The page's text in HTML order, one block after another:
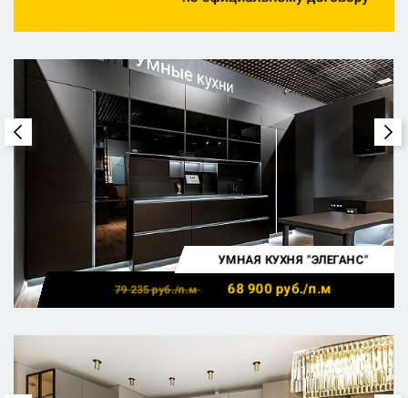
УМНАЯ КУХНЯ "ЭЛЕГАНС"
79 235руб./п.м 68 900руб./п.м